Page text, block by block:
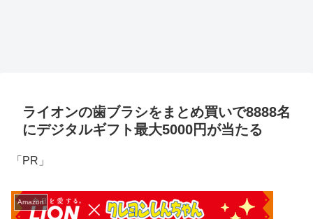
ライオンの歯ブラシをまとめ買いで8888名
にデジタルギフト最大5000円が当たる
「PR」
Amazon